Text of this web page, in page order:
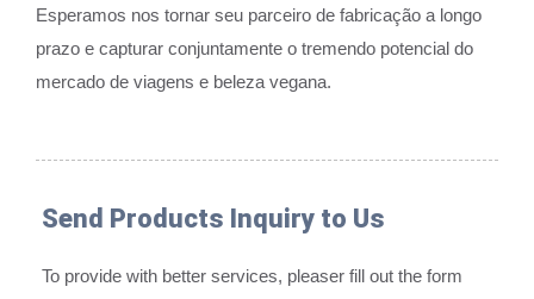
Esperamos nos tornar seu parceiro de fabricação a longo
prazo e capturar conjuntamente o tremendo potencial do
mercado de viagens e beleza vegana.